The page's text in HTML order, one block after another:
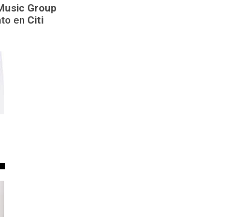
Group
en Citi